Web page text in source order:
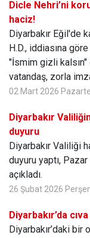
Dicle Nehri’ni
haciz!
Diyarbakır Eğil'de
H.D., iddiasına
"İsmim gizli kalsın"
vatandaş, zorla
02 Mart 2026
Diyarbakır
duyuru
Diyarbakır Valiliği
duyuru yaptı,
açıkladı.
26 Şubat 2026
Diyarbakır’da
Diyarbakır’daki